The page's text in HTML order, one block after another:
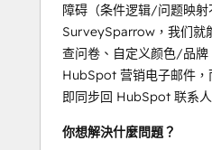
障碍（条件逻辑/问题映射
SurveySparrow，我们就
查问卷、自定义颜色/品牌
HubSpot 营销电子邮件，
即同步回 HubSpot 联系人
你想解決什麼問題？